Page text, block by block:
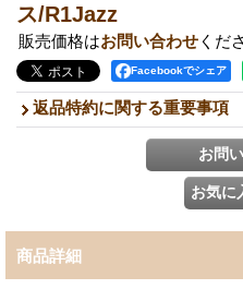
ス/R1Jazz
販売価格はお問い合わせ くだ
Facebookでシェア
返品特約に関する重要事項
商品詳細